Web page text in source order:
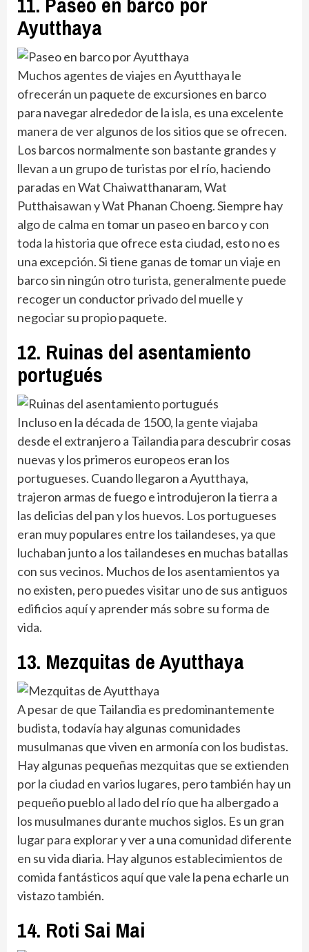
Ayutthaya
Muchos agentes de viajes en Ayutthaya le
ofrecerán un paquete de excursiones en barco
para navegar alrededor de la isla, es una excelente
manera de ver algunos de los sitios que se ofrecen.
Los barcos normalmente son bastante grandes y
llevan a un grupo de turistas por el río, haciendo
paradas en Wat Chaiwatthanaram, Wat
Putthaisawan y Wat Phanan Choeng. Siempre hay
algo de calma en tomar un paseo en barco y con
toda la historia que ofrece esta ciudad, esto no es
una excepción. Si tiene ganas de tomar un viaje en
barco sin ningún otro turista, generalmente puede
recoger un conductor privado del muelle y
negociar su propio paquete.
12. Ruinas del asentamiento
portugués
Incluso en la década de 1500, la gente viajaba
desde el extranjero a Tailandia para descubrir cosas
nuevas y los primeros europeos eran los
portugueses. Cuando llegaron a Ayutthaya,
trajeron armas de fuego e introdujeron la tierra a
las delicias del pan y los huevos. Los portugueses
eran muy populares entre los tailandeses, ya que
luchaban junto a los tailandeses en muchas batallas
con sus vecinos. Muchos de los asentamientos ya
no existen, pero puedes visitar uno de sus antiguos
edificios aquí y aprender más sobre su forma de
vida.
13. Mezquitas de Ayutthaya
A pesar de que Tailandia es predominantemente
budista, todavía hay algunas comunidades
musulmanas que viven en armonía con los budistas.
Hay algunas pequeñas mezquitas que se extienden
por la ciudad en varios lugares, pero también hay un
pequeño pueblo al lado del río que ha albergado a
los musulmanes durante muchos siglos. Es un gran
lugar para explorar y ver a una comunidad diferente
en su vida diaria. Hay algunos establecimientos de
comida fantásticos aquí que vale la pena echarle un
vistazo también.
14. Roti Sai Mai